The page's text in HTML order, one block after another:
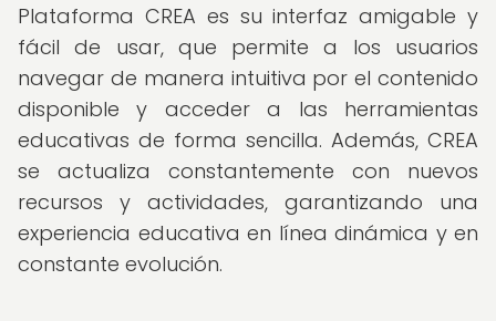
Plataforma CREA es su interfaz amigable y
fácil de usar, que permite a los usuarios
navegar de manera intuitiva por el contenido
disponible y acceder a las herramientas
educativas de forma sencilla. Además, CREA
se actualiza constantemente con nuevos
recursos y actividades, garantizando una
experiencia educativa en línea dinámica y en
constante evolución.